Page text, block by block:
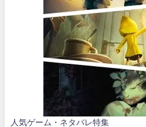
人気ゲーム・ネタバレ特集